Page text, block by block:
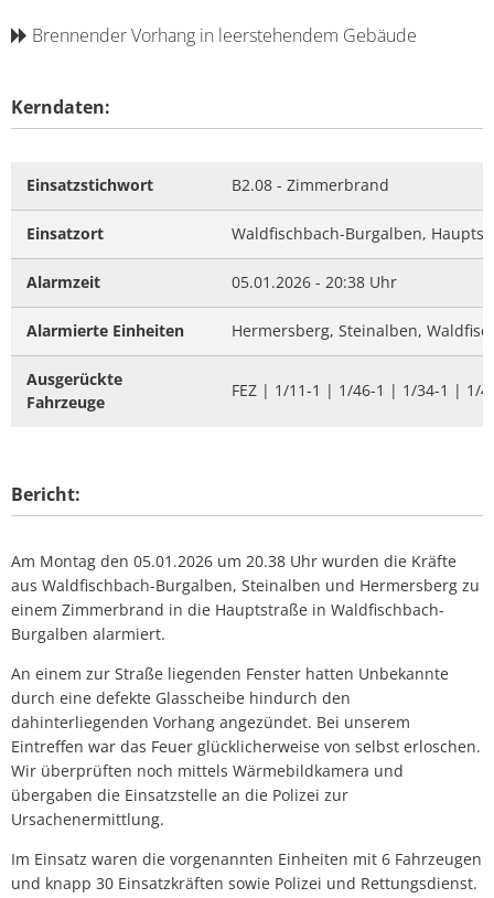
Brennender Vorhang in leerstehendem Gebäude
Kerndaten:
Einsatzstichwort B2.08 - Zimmerbrand
Einsatzort Waldfischbach-Burgalben,
Alarmzeit 05.01.2026 - 20:38 Uhr
Alarmierte Einheiten Hermersberg, Steinalben,
Ausgerückte
Fahrzeuge
FEZ | 1/11-1 | 1/46-1 | 1/34-1 | 1/
Bericht:
Am Montag den 05.01.2026 um 20.38 Uhr wurden die Kräfte
aus Waldfischbach-Burgalben, Steinalben und Hermersberg zu
einem Zimmerbrand in die Hauptstraße in Waldfischbach-
Burgalben alarmiert.
An einem zur Straße liegenden Fenster hatten Unbekannte
durch eine defekte Glasscheibe hindurch den
dahinterliegenden Vorhang angezündet. Bei unserem
Eintreffen war das Feuer glücklicherweise von selbst erloschen.
Wir überprüften noch mittels Wärmebildkamera und
übergaben die Einsatzstelle an die Polizei zur
Ursachenermittlung.
Im Einsatz waren die vorgenannten Einheiten mit 6 Fahrzeugen
und knapp 30 Einsatzkräften sowie Polizei und Rettungsdienst.